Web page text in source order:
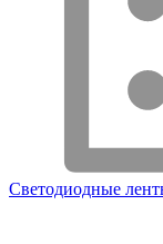
Светодиодные